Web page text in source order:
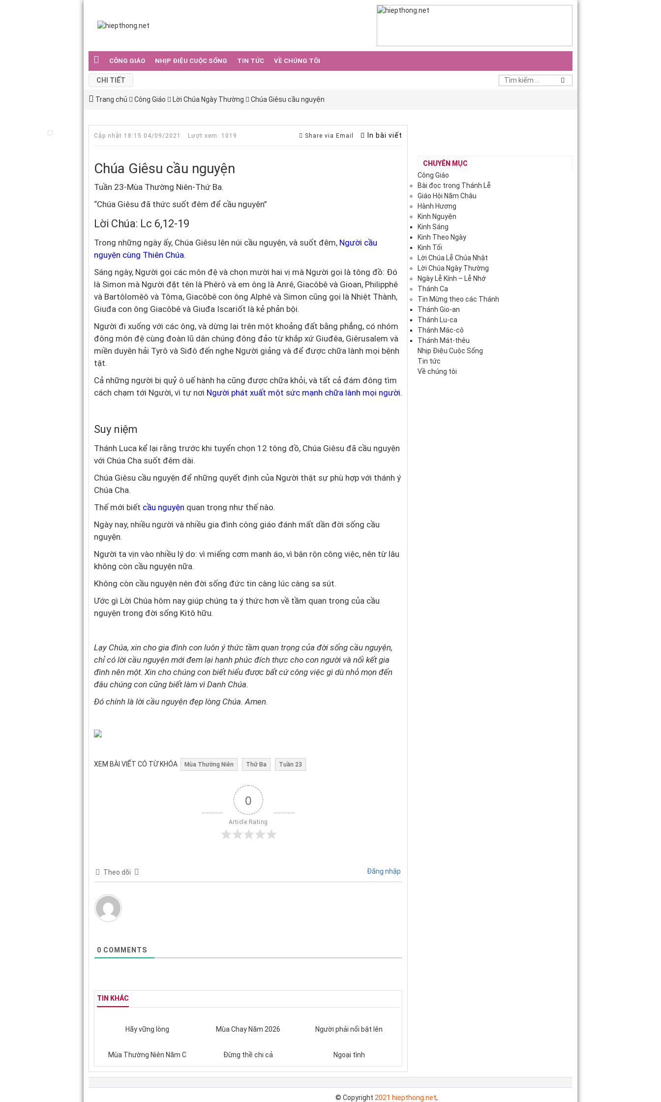
CÔNG GIÁO NHỊP ĐIỆU CUỘC SỐNG TIN TỨC VỀ CHÚNG TÔI
CHI TIẾT
Trang chủ Công Giáo Lời Chúa Ngày Thường Chúa Giêsu cầu nguyện
Cập nhật 18:15 04/09/2021 Lượt xem: 1019 Share via Email In bài viết
Chúa Giêsu cầu nguyện
Tuần 23-Mùa Thường Niên-Thứ Ba.
“Chúa Giêsu đã thức suốt đêm để cầu nguyện”
Lời Chúa: Lc 6,12-19
Trong những ngày ấy, Chúa Giêsu lên núi cầu nguyện, và suốt đêm, Người cầu
nguyện cùng Thiên Chúa.
Sáng ngày, Người gọi các môn đệ và chọn mười hai vị mà Người gọi là tông đồ: Đó
là Simon mà Người đặt tên là Phêrô và em ông là Anrê, Giacôbê và Gioan, Philipphê
và Bartôlomêô và Tôma, Giacôbê con ông Alphê và Simon cũng gọi là Nhiệt Thành,
Giuđa con ông Giacôbê và Giuđa Iscariốt là kẻ phản bội.
Người đi xuống với các ông, và dừng lại trên một khoảng đất bằng phẳng, có nhóm
đông môn đệ cùng đoàn lũ dân chúng đông đảo từ khắp xứ Giuđêa, Giêrusalem và
miền duyên hải Tyrô và Siđô đến nghe Người giảng và để được chữa lành mọi bệnh
tật.
Cả những người bị quỷ ô uế hành hạ cũng được chữa khỏi, và tất cả đám đông tìm
cách chạm tới Người, vì tự nơi Người phát xuất một sức mạnh chữa lành mọi người.
Suy niệm
Thánh Luca kể lại rằng trước khi tuyển chọn 12 tông đồ, Chúa Giêsu đã cầu nguyện
với Chúa Cha suốt đêm dài.
Chúa Giêsu cầu nguyện để những quyết định của Người thật sự phù hợp với thánh ý
Chúa Cha.
Thế mới biết cầu nguyện quan trọng như thế nào.
Ngày nay, nhiều người và nhiều gia đình công giáo đánh mất dần đời sống cầu
nguyện.
Người ta vịn vào nhiều lý do: vì miếng cơm manh áo, vì bận rộn công việc, nên từ lâu
không còn cầu nguyện nữa.
Không còn cầu nguyện nên đời sống đức tin càng lúc càng sa sút.
Ước gì Lời Chúa hôm nay giúp chúng ta ý thức hơn về tầm quan trọng của cầu
nguyện trong đời sống Kitô hữu.
Lạy Chúa, xin cho gia đình con luôn ý thức tầm quan trọng của đời sống cầu nguyện,
chỉ có lời cầu nguyện mới đem lại hạnh phúc đích thực cho con người và nối kết gia
đình nên một. Xin cho chúng con biết hiểu được bất cứ công việc gì dù nhỏ mọn đến
đâu chúng con cũng biết làm vì Danh Chúa.
Đó chính là lời cầu nguyện đẹp lòng Chúa. Amen.
XEM BÀI VIẾT CÓ TỪ KHÓA Mùa Thường Niên Thứ Ba Tuần 23
0
Article Rating
Theo dõi Đăng nhập
0 COMMENTS
TIN KHÁC
Hãy vững lòng Mùa Chay Năm 2026 Người phải nổi bật lên
Mùa Thường Niên Năm C Đừng thề chi cả Ngoại tình
CHUYÊN MỤC
Công Giáo
Bài đọc trong Thánh Lễ
Giáo Hội Năm Châu
Hành Hương
Kinh Nguyện
Kinh Sáng
Kinh Theo Ngày
Kinh Tối
Lời Chúa Lễ Chúa Nhật
Lời Chúa Ngày Thường
Ngày Lễ Kính – Lễ Nhớ
Thánh Ca
Tin Mừng theo các Thánh
Thánh Gio-an
Thánh Lu-ca
Thánh Mác-cô
Thánh Mát-thêu
Nhịp Điệu Cuộc Sống
Tin tức
Về chúng tôi
© Copyright 2021 hiepthong.net,